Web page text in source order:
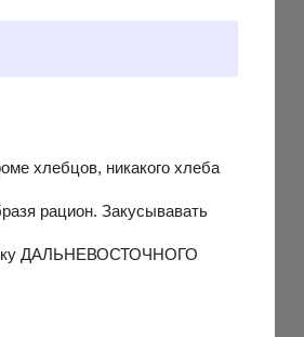
хлебцов, никакого хлеба
рацион. Закусывавать
соку ДАЛЬНЕВОСТОЧНОГО